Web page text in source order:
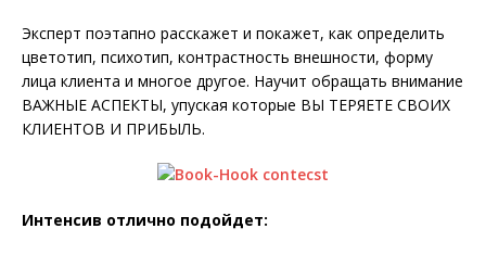
Эксперт поэтапно расскажет и покажет, как определить
цветотип, психотип, контрастность внешности, форму
лица клиента и многое другое. Научит обращать внимание
ВАЖНЫЕ АСПЕКТЫ, упуская которые ВЫ ТЕРЯЕТЕ СВОИХ
КЛИЕНТОВ И ПРИБЫЛЬ.
Интенсив отлично подойдет: